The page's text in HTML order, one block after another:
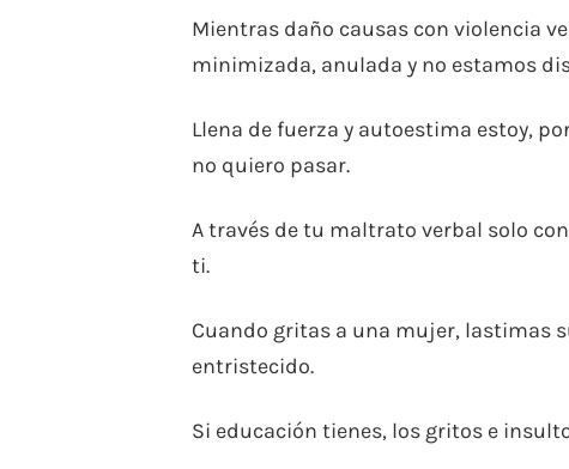
Mientras daño causas con violencia
minimizada, anulada y no estamos
Llena de fuerza y autoestima estoy,
no quiero pasar.
A través de tu maltrato verbal solo
ti.
Cuando gritas a una mujer, lastimas
entristecido.
Si educación tienes, los gritos e